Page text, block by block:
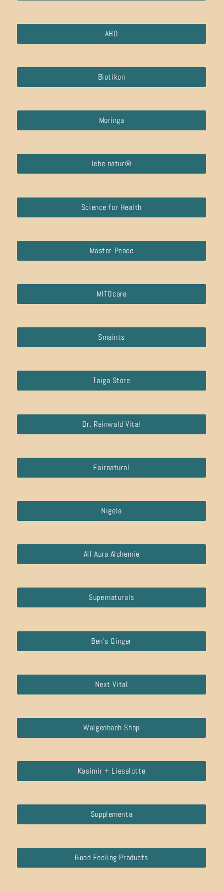
AHO
Biotikon
Moringa
lebe natur®
Science for Health
Master Peace
MITOcare
Smaints
Taiga Store
Dr. Reinwald Vital
Fairnatural
Nigela
All Aura Alchemie
Supernaturals
Ben’s Ginger
Next Vital
Walgenbach Shop
Kasimir + Lieselotte
Supplementa
Good Feeling Products